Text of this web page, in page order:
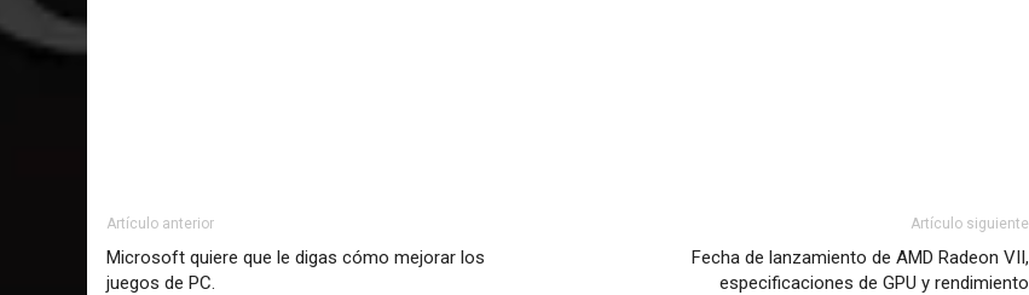
Artículo anterior
Microsoft quiere que le digas cómo mejorar los
juegos de PC.
Artículo siguiente
Fecha de lanzamiento de AMD Radeon VII,
especificaciones de GPU y rendimiento